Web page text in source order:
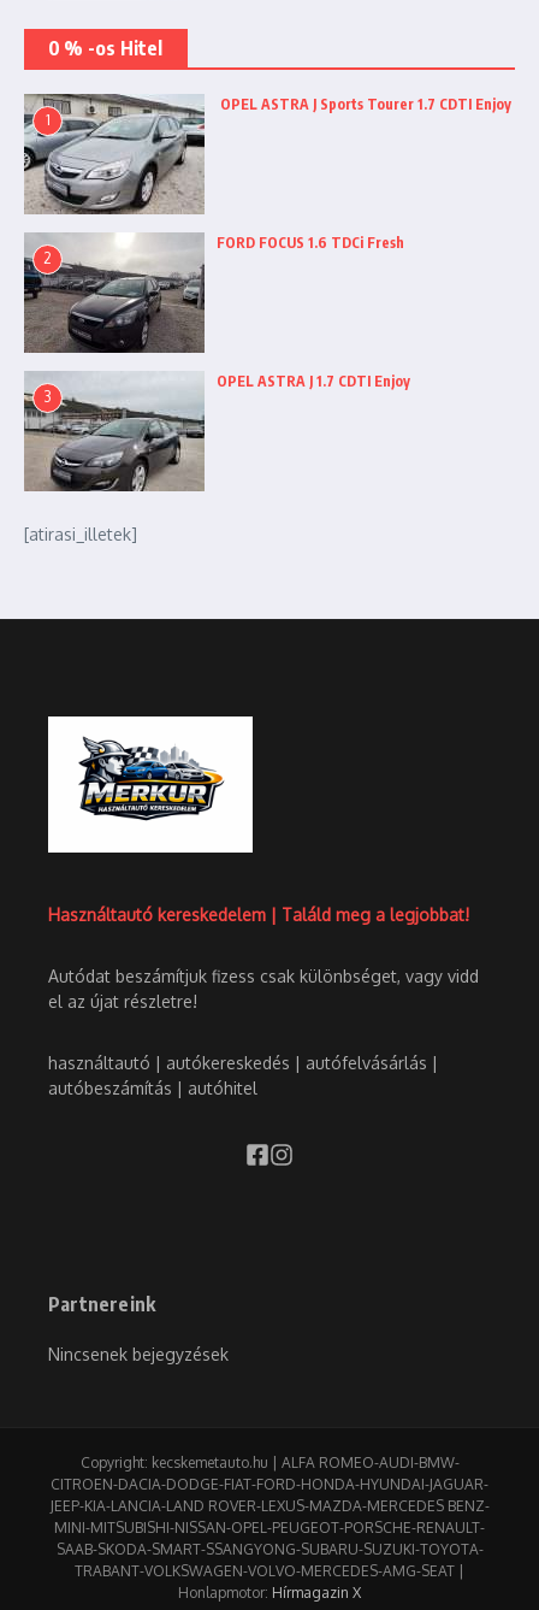
0 % -os Hitel
1
OPEL ASTRA J Sports Tourer 1.7 CDTI Enjoy
2
FORD FOCUS 1.6 TDCi Fresh
3
OPEL ASTRA J 1.7 CDTI Enjoy
[atirasi_illetek]
Használtautó kereskedelem | Találd meg a legjobbat!
Autódat beszámítjuk fizess csak különbséget, vagy vidd
el az újat részletre!
használtautó | autókereskedés | autófelvásárlás |
autóbeszámítás | autóhitel
Partnereink
Nincsenek bejegyzések
Copyright: kecskemetauto.hu | ALFA ROMEO-AUDI-BMW-
CITROEN-DACIA-DODGE-FIAT-FORD-HONDA-HYUNDAI-JAGUAR-
JEEP-KIA-LANCIA-LAND ROVER-LEXUS-MAZDA-MERCEDES BENZ-
MINI-MITSUBISHI-NISSAN-OPEL-PEUGEOT-PORSCHE-RENAULT-
SAAB-SKODA-SMART-SSANGYONG-SUBARU-SUZUKI-TOYOTA-
TRABANT-VOLKSWAGEN-VOLVO-MERCEDES-AMG-SEAT |
Honlapmotor: Hírmagazin X